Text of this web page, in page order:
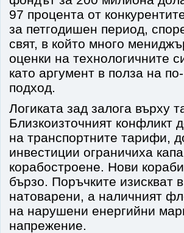
97 процента от
за петгодишен период,
свят, в който много
оценки на технологичните
като аргумент в полза на
подход.
Логиката зад залога върху
Близкоизточният конфликт
на транспортните тарифи,
инвестиции ограничиха
корабостроене. Нови
бързо. Поръчките изискват
натоварени, а наличният
на нарушени енергийни
напрежение.